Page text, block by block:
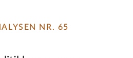
NR. 65